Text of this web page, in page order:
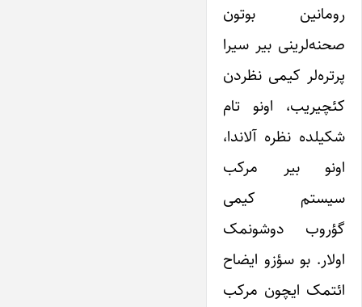
رومانین بوتون
صحنه‌لرینی بیر ‌سیرا
پرتره‌لر کیمی نظردن
کئچیریب، اونو تام
شکیلده نظره آلاندا،
اونو بیر مرکب
‌سیستم کیمی
گؤروب دوشونمک
اولار. بو سؤزو ایضاح
ائتمک ایچون مرکب